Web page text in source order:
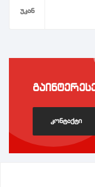
უკან
კონტაქტი